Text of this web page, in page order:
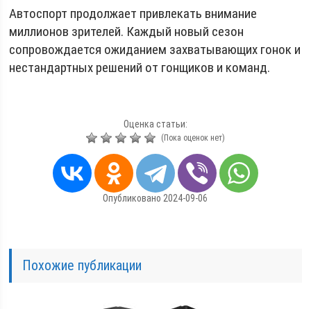
Автоспорт продолжает привлекать внимание
миллионов зрителей. Каждый новый сезон
сопровождается ожиданием захватывающих гонок и
нестандартных решений от гонщиков и команд.
Оценка статьи:
(Пока оценок нет)
Опубликовано 2024-09-06
Похожие публикации